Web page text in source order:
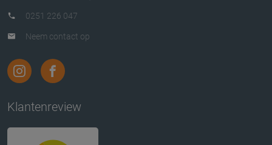
0251 226 047
Neem contact op
Klantenreview